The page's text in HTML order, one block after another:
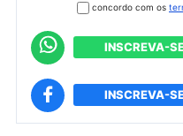
concordo com os
INSCREVA-
INSCREVA-